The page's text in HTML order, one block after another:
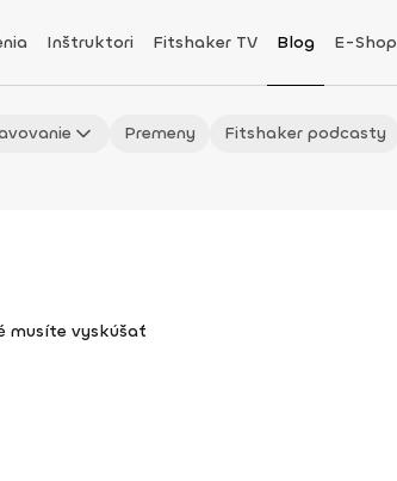
Inštruktori Fitshaker TV Blog E-Shop
Premeny Fitshaker podcasty
musíte vyskúšať